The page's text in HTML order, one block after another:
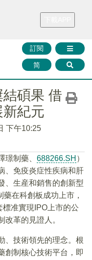
財華證券 媒體矩陣
訂閱
简
碩果 借
紀元
下午10:25
璟制藥、 688266.SH ）
、免疫炎症性疾病和肝
、生産和銷售的創新型
在科創板成功上市，
准實現IPO上市的公
革的見證人。
、技術領先的理念。根
創制核心技術平台，即